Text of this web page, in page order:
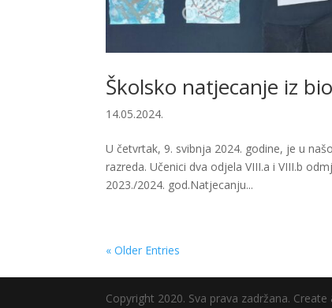
Školsko natjecanje iz
14.05.2024.
U četvrtak, 9. svibnja 2024. godine, je u
razreda. Učenici dva odjela VIII.a i VIII.b
2023./2024. god.Natjecanju...
« Older Entries
Copyright 2020. Sva prava zadržana.